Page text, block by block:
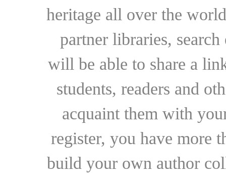
heritage all over the
partner libraries,
will be able to share a
students, readers and
acquaint them with
register, you have more
build your own author